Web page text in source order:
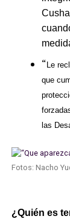
“ Le
que
las
Fotos: Nacho
¿Quién es